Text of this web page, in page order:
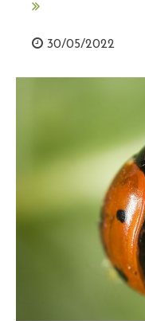
30/05/2022